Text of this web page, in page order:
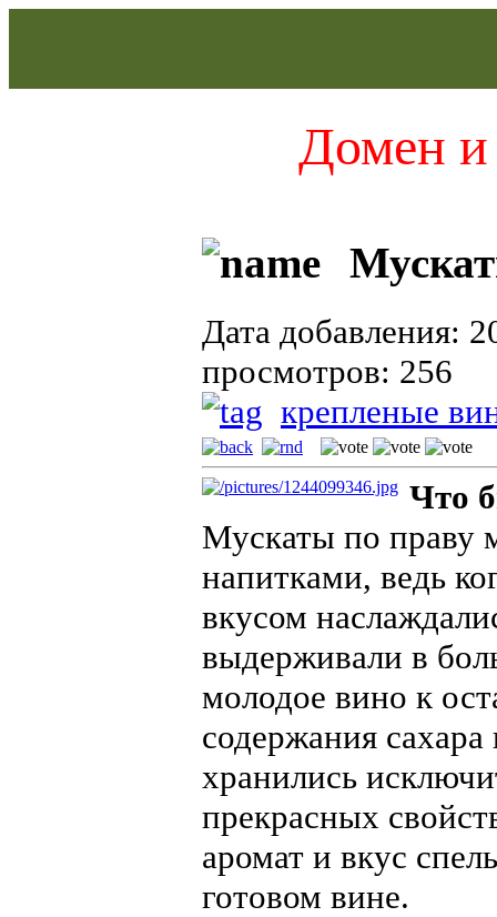
Домен и
Дата добавления:
просмотров: 256
крепленые
Что
Мускаты по праву
напитками, ведь
вкусом
выдерживали в
молодое вино к
содержания
хранились
прекрасных
аромат и вкус
готовом вине.